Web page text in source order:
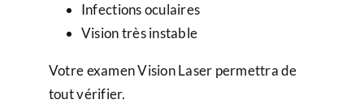
Infections oculaires
Vision très instable
Votre examen Vision Laser permettra de
tout vérifier.